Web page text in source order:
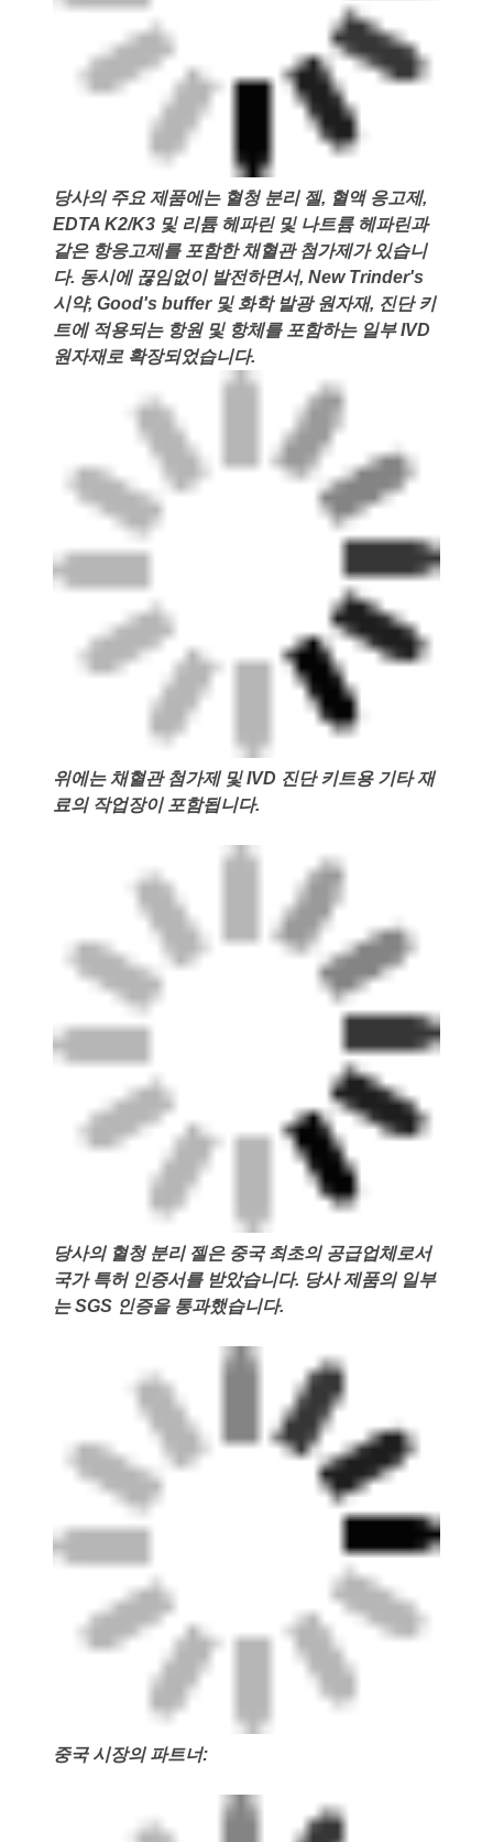
당사의 주요 제품에는 혈청 분리 젤, 혈액 응고제,
EDTA K2/K3 및 리튬 헤파린 및 나트륨 헤파린과
같은 항응고제를 포함한 채혈관 첨가제가 있습니
다. 동시에 끊임없이 발전하면서, New Trinder's
시약, Good's buffer 및 화학 발광 원자재, 진단 키
트에 적용되는 항원 및 항체를 포함하는 일부 IVD
원자재로 확장되었습니다.
위에는 채혈관 첨가제 및 IVD 진단 키트용 기타 재
료의 작업장이 포함됩니다.
당사의 혈청 분리 젤은 중국 최초의 공급업체로서
국가 특허 인증서를 받았습니다. 당사 제품의 일부
는 SGS 인증을 통과했습니다.
중국 시장의 파트너: